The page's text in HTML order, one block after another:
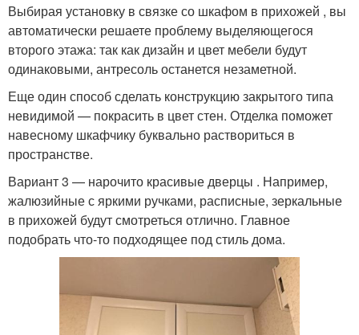
Выбирая установку в связке со шкафом в прихожей , вы
автоматически решаете проблему выделяющегося
второго этажа: так как дизайн и цвет мебели будут
одинаковыми, антресоль останется незаметной.
Еще один способ сделать конструкцию закрытого типа
невидимой — покрасить в цвет стен. Отделка поможет
навесному шкафчику буквально раствориться в
пространстве.
Вариант 3 — нарочито красивые дверцы . Например,
жалюзийные с яркими ручками, расписные, зеркальные
в прихожей будут смотреться отлично. Главное
подобрать что-то подходящее под стиль дома.